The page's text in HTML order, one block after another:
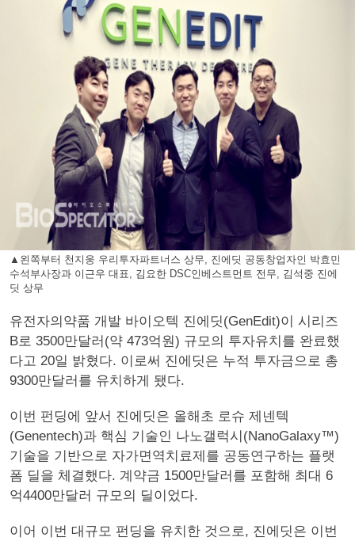
▲왼쪽부터 천지웅 우리투자파트너스 상무, 진에딧 공동창업자인 박효민
수석부사장과 이근우 대표, 김요한 DSC인베스트먼트 전무, 김석중 진에
딧 상무
유전자의약품 개발 바이오텍 진에딧(GenEdit)이 시리즈
B로 3500만달러(약 473억원) 규모의 투자유치를 완료했
다고 20일 밝혔다. 이로써 진에딧은 누적 투자금으로 총
9300만달러를 유치하게 됐다.
이번 펀딩에 앞서 진에딧은 올해초 로슈 제넨텍
(Genentech)과 핵심 기술인 나노갤럭시(NanoGalaxy™)
기술을 기반으로 자가면역치료제를 공동연구하는 플랫
폼 딜을 체결했다. 계약금 1500만달러를 포함해 최대 6
억4400만달러 규모의 딜이었다.
이어 이번 대규모 펀딩을 유치한 것으로, 진에딧은 이번